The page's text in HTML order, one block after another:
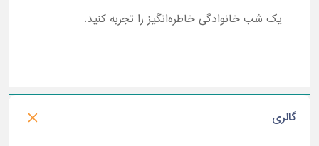
یک شب خانوادگی خاطره‌انگیز را تجربه کنید.
گالری